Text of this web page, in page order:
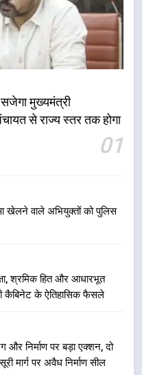
मुख्यमंत्री
से राज्य स्तर तक होगा
01
खेलने वाले अभियुक्तों को पुलिस
श्रमिक हित और आधारभूत
कैबिनेट के ऐतिहासिक फैसले
और निर्माण पर बड़ा एक्शन, दो
मार्ग पर अवैध निर्माण सील
बोले- युवाओं को रोजगार
सर्वोच्च प्राथमिकता, आने